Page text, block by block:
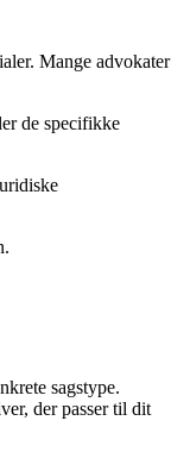
Mange advokater
de specifikke
sagstype.
der passer til dit